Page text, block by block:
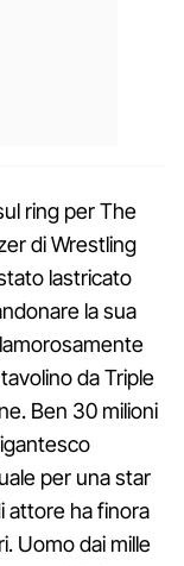
ring per The
di Wrestling
lastricato
la sua
da Triple
Ben 30 milioni
per una star
attore ha finora
Uomo dai mille